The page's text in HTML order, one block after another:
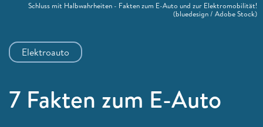
Elektroauto
7 Fakten zum E-Auto
Schluss mit Halbwahrheiten - Fakten zum E-Auto und zur Elektromobilität!
(bluedesign / Adobe Stock)